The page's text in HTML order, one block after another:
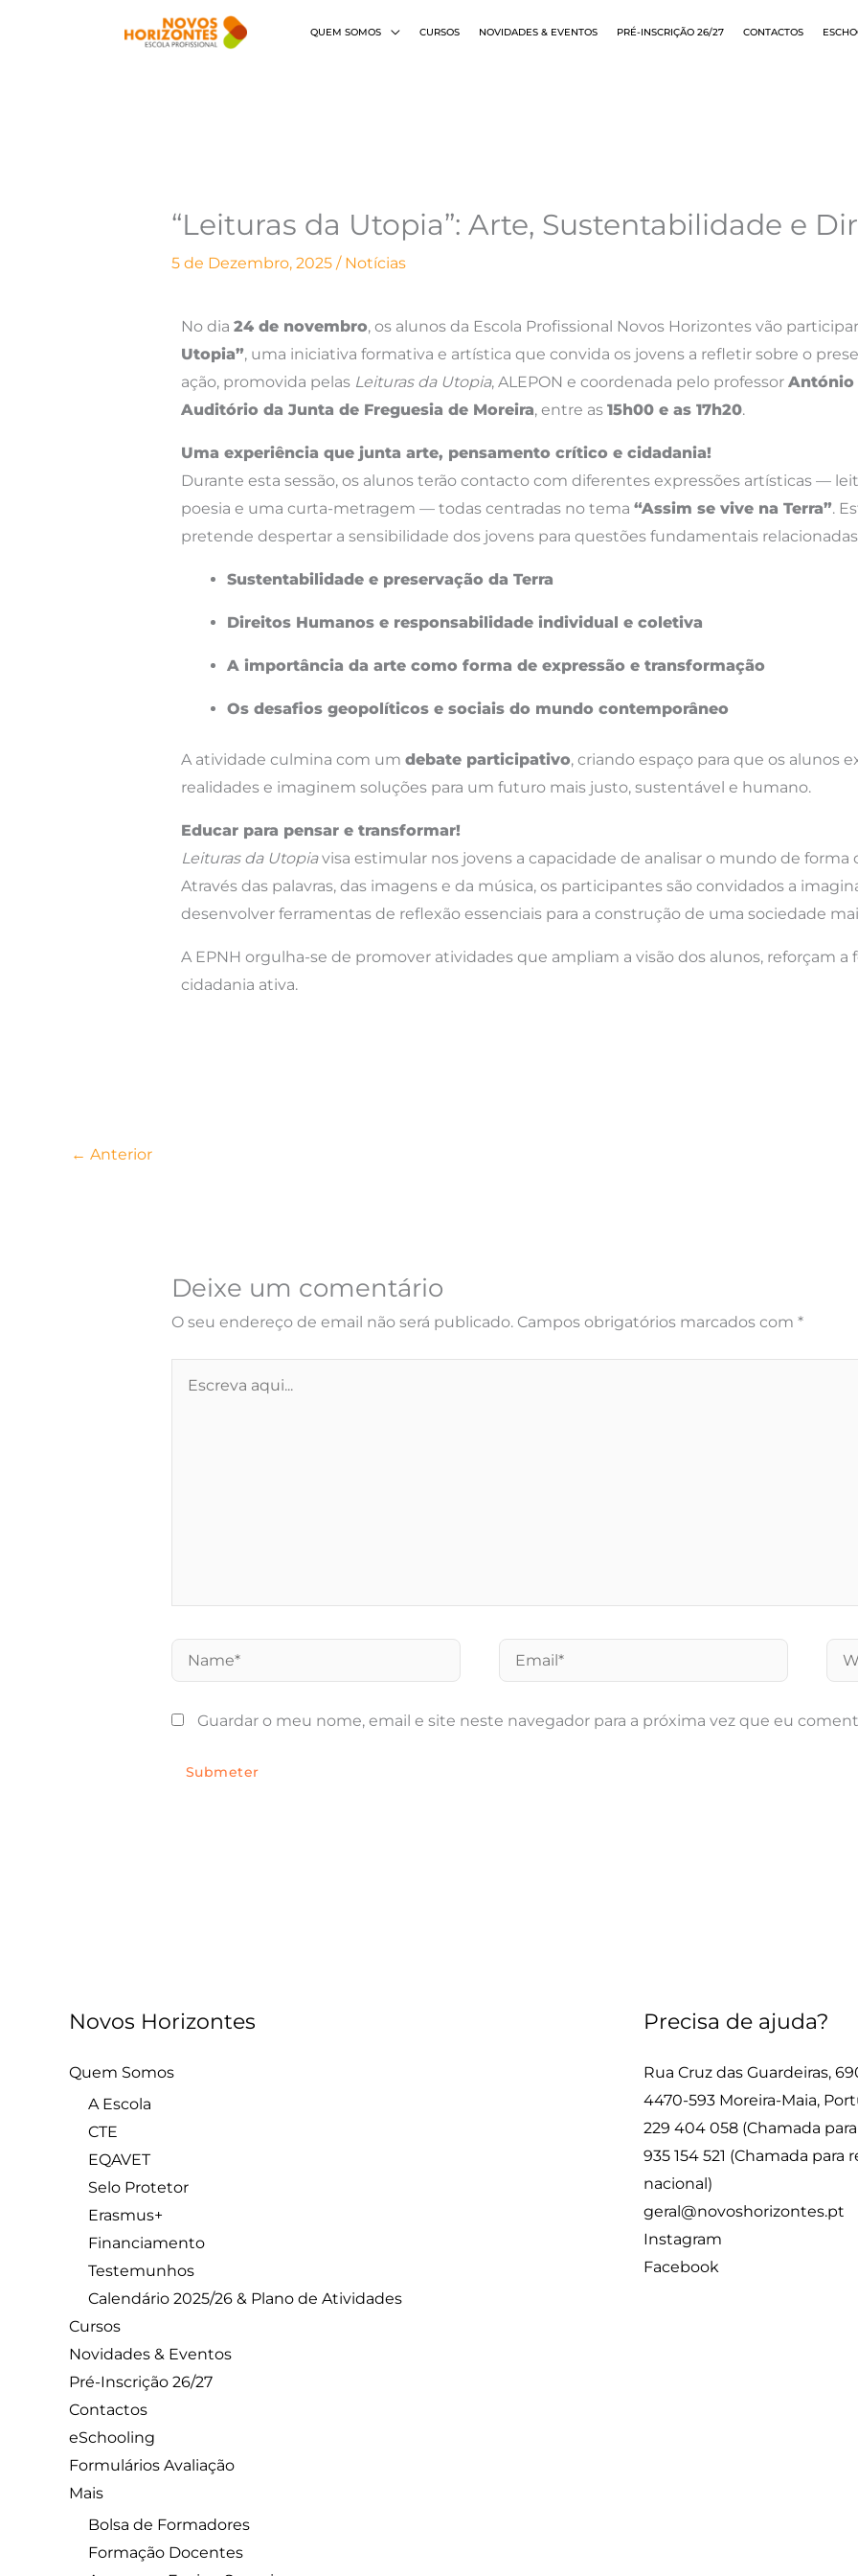
QUEM SOMOS CURSOS NOVIDADES & EVENTOS PRÉ-INSCRIÇÃO 26/27 CONTACTOS
“Leituras da Utopia”: Arte, Sustentabilidade e
5 de Dezembro, 2025 / Notícias
No dia 24 de novembro, os alunos da Escola Profissional Novos Horizontes vão
Utopia”, uma iniciativa formativa e artística que convida os jovens a refletir sobre o
ação, promovida pelas Leituras da Utopia, ALEPON e coordenada pelo professor António
Auditório da Junta de Freguesia de Moreira, entre as 15h00 e as 17h20.
Uma experiência que junta arte, pensamento crítico e cidadania!
Durante esta sessão, os alunos terão contacto com diferentes expressões artísticas —
poesia e uma curta-metragem — todas centradas no tema “Assim se vive na Terra”.
pretende despertar a sensibilidade dos jovens para questões fundamentais
Sustentabilidade e preservação da Terra
Direitos Humanos e responsabilidade individual e coletiva
A importância da arte como forma de expressão e transformação
Os desafios geopolíticos e sociais do mundo contemporâneo
A atividade culmina com um debate participativo, criando espaço para que os alunos
realidades e imaginem soluções para um futuro mais justo, sustentável e humano.
Educar para pensar e transformar!
Leituras da Utopiavisa estimular nos jovens a capacidade de analisar o mundo de forma
Através das palavras, das imagens e da música, os participantes são convidados a
desenvolver ferramentas de reflexão essenciais para a construção de uma sociedade
A EPNH orgulha-se de promover atividades que ampliam a visão dos alunos, reforçam
cidadania ativa.
← Anterior
Deixe um comentário
O seu endereço de email não será publicado. Campos obrigatórios marcados com *
Name* Email*
Guardar o meu nome, email e site neste navegador para a próxima vez que eu
Novos Horizontes
Quem Somos
A Escola
CTE
EQAVET
Selo Protetor
Erasmus+
Financiamento
Testemunhos
Calendário 2025/26 & Plano de Atividades
Cursos
Novidades & Eventos
Pré-Inscrição 26/27
Contactos
eSchooling
Formulários Avaliação
Mais
Bolsa de Formadores
Formação Docentes
Precisa de ajuda?
Rua Cruz das Guardeiras,
4470-593 Moreira-Maia,
229 404 058 (Chamada
935 154 521 (Chamada para
nacional)
geral@novoshorizontes.pt
Instagram
Facebook